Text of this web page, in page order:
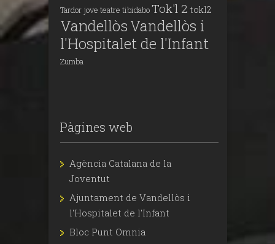
Tardor jove teatre tibidaboTok'l 2 tokl2
VandellòsVandellòs i
l'Hospitalet de l'Infant
Zumba
Pàgines web
Agència Catalana de la
Joventut
Ajuntament de Vandellòs i
l'Hospitalet de l'Infant
Bloc Punt Omnia